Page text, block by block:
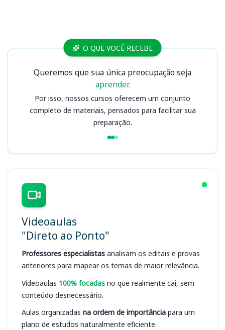
Cursos O QUE VOCÊ RECEBE
Queremos que sua única preocupação seja
aprender.
Por isso, nossos cursos oferecem um conjunto
completo de materiais, pensados para facilitar sua
preparação.
Videoaulas
"Direto ao Ponto"
Professores especialistas analisam os editais e provas
anteriores para mapear os temas de maior relevância.
Videoaulas 100% focadas no que realmente cai, sem
conteúdo desnecessário.
Aulas organizadas na ordem de importância para um
plano de estudos naturalmente eficiente.